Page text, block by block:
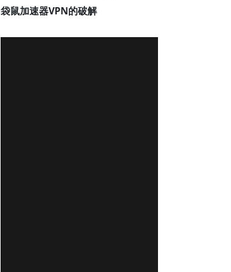
袋鼠加速器VPN的破解